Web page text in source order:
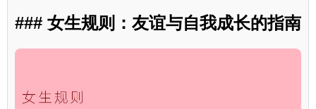
### 女生规则：友谊与自我成长的指南